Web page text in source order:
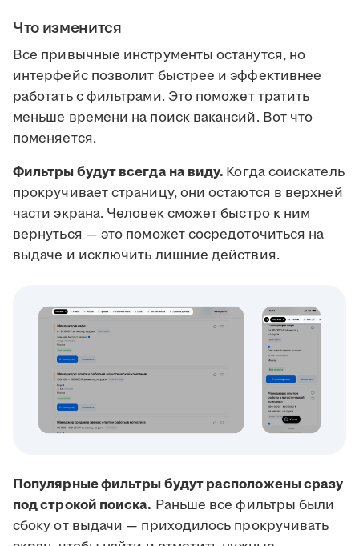
Что изменится
Все привычные инструменты останутся, но
интерфейс позволит быстрее и эффективнее
работать с фильтрами. Это поможет тратить
меньше времени на поиск вакансий. Вот что
поменяется.
Фильтры будут всегда на виду. Когда соискатель
прокручивает страницу, они остаются в верхней
части экрана. Человек сможет быстро к ним
вернуться — это поможет сосредоточиться на
выдаче и исключить лишние действия.
Популярные фильтры будут расположены сразу
под строкой поиска. Раньше все фильтры были
сбоку от выдачи — приходилось прокручивать